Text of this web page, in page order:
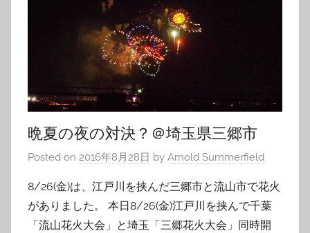
晩夏の夜の対決？＠埼玉県三郷市
Posted on 2016年8月28日 by Arnold Summerfield
8/26(金)は、江戸川を挟んだ三郷市と流山市で花火
がありました。 本日8/26(金)江戸川を挟んで千葉
「流山花火大会」と埼玉「三郷花火大会」同時開